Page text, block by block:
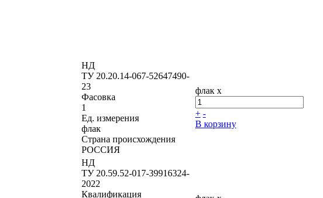
НД
ТУ 20.20.14-067-52647490-
23
Фасовка
1
Ед. измерения
флак
Страна происхождения
РОССИЯ
флак x
+ -
В корзину
НД
ТУ 20.59.52-017-39916324-
2022
Квалификация